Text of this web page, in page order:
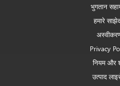
भुगतान
हमारे
Privacy
नियम और
उत्पाद